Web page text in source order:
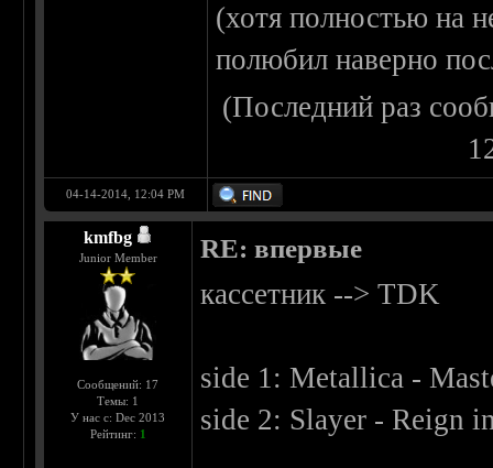
(хотя полностью на
полюбил наверно
(Последний раз
04-14-2014, 12:04 PM
kmfbg
Junior Member
Сообщений: 17
Темы: 1
У нас с: Dec 2013
Рейтинг: 1
RE: впервые
кассетник --> TDK
side 1: Metallica -
side 2: Slayer - Reign